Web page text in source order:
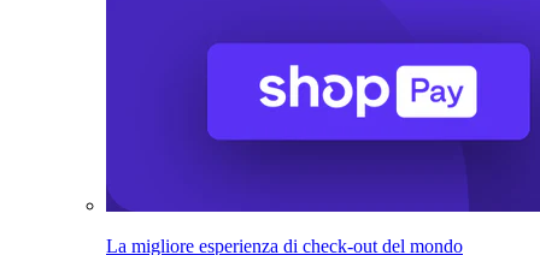
La migliore esperienza di check-out del mondo